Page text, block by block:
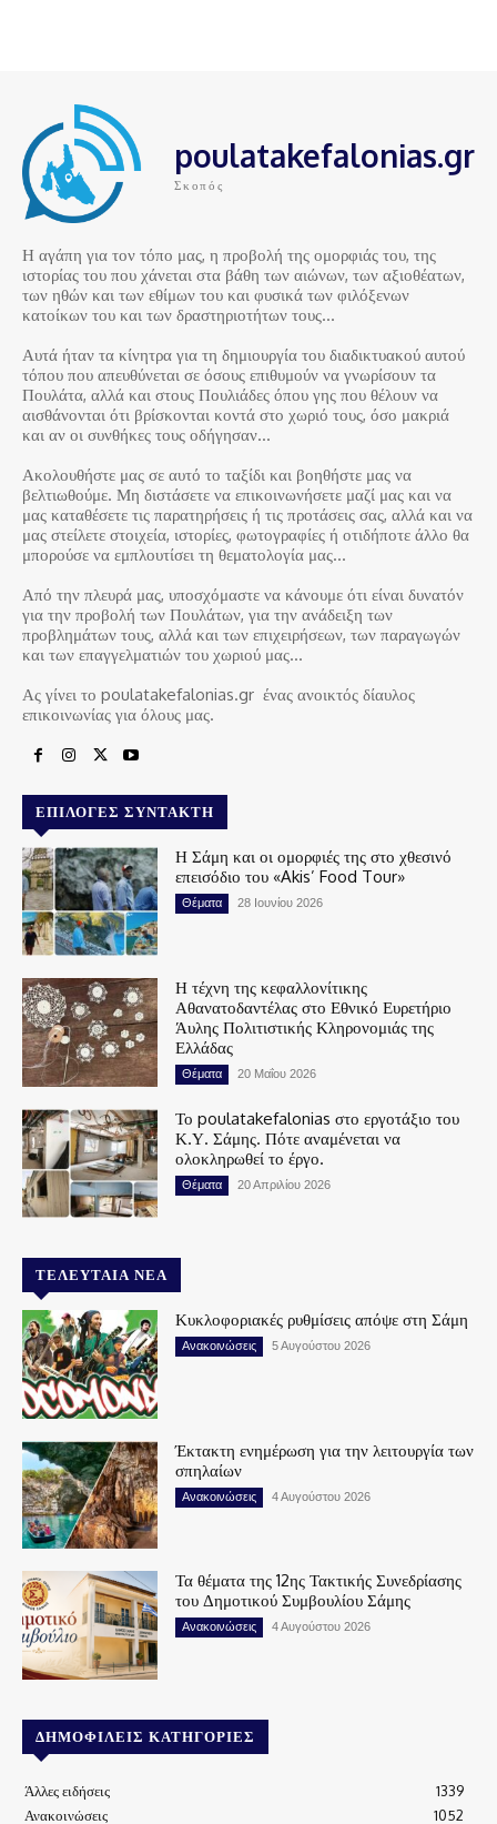
poulatakefalonias.gr
Σκοπός
Η αγάπη για τον τόπο μας, η προβολή της ομορφιάς του, της
ιστορίας του που χάνεται στα βάθη των αιώνων, των αξιοθέατων,
των ηθών και των εθίμων του και φυσικά των φιλόξενων
κατοίκων του και των δραστηριοτήτων τους…
Αυτά ήταν τα κίνητρα για τη δημιουργία του διαδικτυακού αυτού
τόπου που απευθύνεται σε όσους επιθυμούν να γνωρίσουν τα
Πουλάτα, αλλά και στους Πουλιάδες όπου γης που θέλουν να
αισθάνονται ότι βρίσκονται κοντά στο χωριό τους, όσο μακριά
και αν οι συνθήκες τους οδήγησαν…
Ακολουθήστε μας σε αυτό το ταξίδι και βοηθήστε μας να
βελτιωθούμε. Μη διστάσετε να επικοινωνήσετε μαζί μας και να
μας καταθέσετε τις παρατηρήσεις ή τις προτάσεις σας, αλλά και να
μας στείλετε στοιχεία, ιστορίες, φωτογραφίες ή οτιδήποτε άλλο θα
μπορούσε να εμπλουτίσει τη θεματολογία μας…
Από την πλευρά μας, υποσχόμαστε να κάνουμε ότι είναι δυνατόν
για την προβολή των Πουλάτων, για την ανάδειξη των
προβλημάτων τους, αλλά και των επιχειρήσεων, των παραγωγών
και των επαγγελματιών του χωριού μας…
Ας γίνει το poulatakefalonias.gr ένας ανοικτός δίαυλος
επικοινωνίας για όλους μας.
ΕΠΙΛΟΓΈΣ ΣΥΝΤΆΚΤΗ
Η Σάμη και οι ομορφιές της στο χθεσινό
επεισόδιο του «Akis’ Food Tour»
Θέματα 28 Ιουνίου 2026
Η τέχνη της κεφαλλονίτικης
Αθανατοδαντέλας στο Εθνικό Ευρετήριο
Άυλης Πολιτιστικής Κληρονομιάς της
Ελλάδας
Θέματα 20 Μαΐου 2026
Το poulatakefalonias στο εργοτάξιο του
Κ.Υ. Σάμης. Πότε αναμένεται να
ολοκληρωθεί το έργο.
Θέματα 20 Απριλίου 2026
ΤΕΛΕΥΤΑΊΑ ΝΈΑ
Κυκλοφοριακές ρυθμίσεις απόψε στη Σάμη
Ανακοινώσεις 5 Αυγούστου 2026
Έκτακτη ενημέρωση για την λειτουργία των
σπηλαίων
Ανακοινώσεις 4 Αυγούστου 2026
Τα θέματα της 12ης Τακτικής Συνεδρίασης
του Δημοτικού Συμβουλίου Σάμης
Ανακοινώσεις 4 Αυγούστου 2026
ΔΗΜΟΦΙΛΕΊΣ ΚΑΤΗΓΟΡΊΕΣ
Άλλες ειδήσεις
1339
Ανακοινώσεις
1052